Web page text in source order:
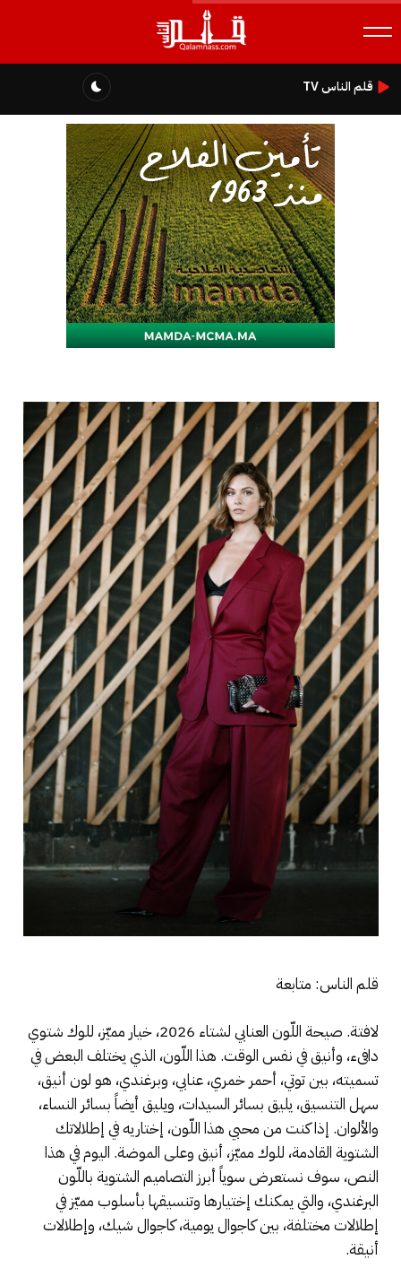
قلم الناس TV
قلم الناس: متابعة
لافتة. صيحة اللّون العنابي لشتاء 2026، خيار مميّز، للوك شتوي
دافىء، وأنيق في نفس الوقت. هذا اللّون، الذي يختلف البعض في
تسميته، بين توتي، أحمر خمري، عنابي، وبرغندي، هو لون أنيق،
سهل التنسيق، يليق بسائر السيدات، ويليق أيضاً بسائر النساء،
والألوان. إذا كنت من محبي هذا اللّون، إختاريه في إطلالاتك
الشتوية القادمة، للوك مميّز، أنيق وعلى الموضة. اليوم في هذا
النص، سوف نستعرض سوياً أبرز التصاميم الشتوية باللّون
البرغندي، والتي يمكنك إختيارها وتنسيقها بأسلوب مميّز في
إطلالات مختلفة، بين كاجوال يومية، كاجوال شيك، وإطلالات
أنيقة.